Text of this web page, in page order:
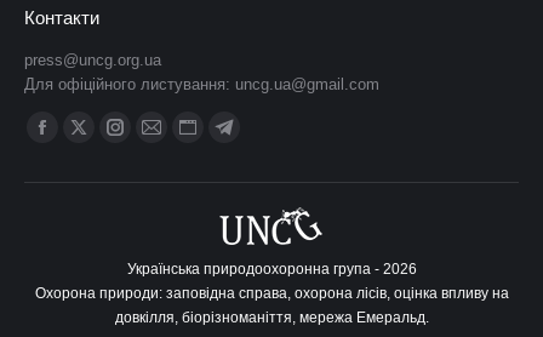
Контакти
press@uncg.org.ua
Для офіційного листування: uncg.ua@gmail.com
Find us on:
Facebook
вікні
новому
вікні
Instagram
новому
вікні
новому
вікні
Website
новому
вікні
Telegram
відкривається
у
новому
вікні
Українська природоохоронна група - 2026
Охорона природи: заповідна справа, охорона лісів, оцінка впливу на
довкілля, біорізноманіття, мережа Емеральд.